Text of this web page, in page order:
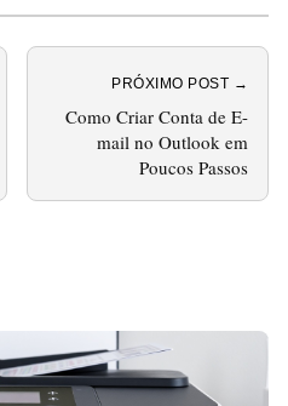
PRÓXIMO POST →
Como Criar Conta de E-
mail no Outlook em
Poucos Passos